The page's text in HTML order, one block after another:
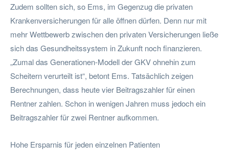
Zudem sollten sich, so Ems, im Gegenzug die privaten
Krankenversicherungen für alle öffnen dürfen. Denn nur mit
mehr Wettbewerb zwischen den privaten Versicherungen ließe
sich das Gesundheitssystem in Zukunft noch finanzieren.
„Zumal das Generationen-Modell der GKV ohnehin zum
Scheitern verurteilt ist“, betont Ems. Tatsächlich zeigen
Berechnungen, dass heute vier Beitragszahler für einen
Rentner zahlen. Schon in wenigen Jahren muss jedoch ein
Beitragszahler für zwei Rentner aufkommen.
Hohe Ersparnis für jeden einzelnen Patienten